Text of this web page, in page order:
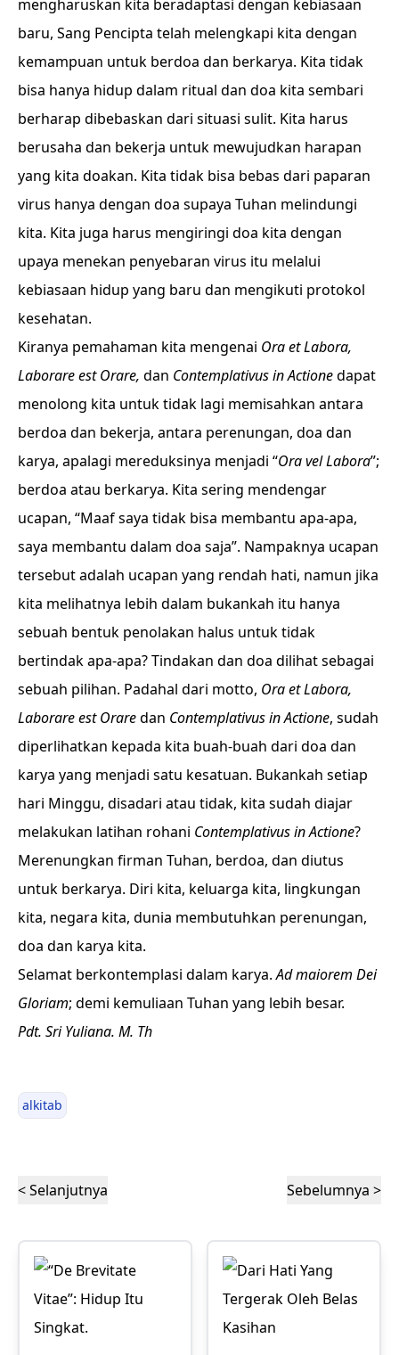
mengharuskan kita beradaptasi dengan kebiasaan
baru, Sang Pencipta telah melengkapi kita dengan
kemampuan untuk berdoa dan berkarya. Kita tidak
bisa hanya hidup dalam ritual dan doa kita sembari
berharap dibebaskan dari situasi sulit. Kita harus
berusaha dan bekerja untuk mewujudkan harapan
yang kita doakan. Kita tidak bisa bebas dari paparan
virus hanya dengan doa supaya Tuhan melindungi
kita. Kita juga harus mengiringi doa kita dengan
upaya menekan penyebaran virus itu melalui
kebiasaan hidup yang baru dan mengikuti protokol
kesehatan.
Kiranya pemahaman kita mengenai Ora et Labora,
Laborare est Orare, dan Contemplativus in Actionedapat
menolong kita untuk tidak lagi memisahkan antara
berdoa dan bekerja, antara perenungan, doa dan
karya, apalagi mereduksinya menjadi “Ora vel Labora”;
berdoa atau berkarya. Kita sering mendengar
ucapan, “Maaf saya tidak bisa membantu apa-apa,
saya membantu dalam doa saja”. Nampaknya ucapan
tersebut adalah ucapan yang rendah hati, namun jika
kita melihatnya lebih dalam bukankah itu hanya
sebuah bentuk penolakan halus untuk tidak
bertindak apa-apa? Tindakan dan doa dilihat sebagai
sebuah pilihan. Padahal dari motto, Ora et Labora,
Laborare est Oraredan Contemplativus in Actione, sudah
diperlihatkan kepada kita buah-buah dari doa dan
karya yang menjadi satu kesatuan. Bukankah setiap
hari Minggu, disadari atau tidak, kita sudah diajar
melakukan latihan rohani Contemplativus in Actione?
Merenungkan firman Tuhan, berdoa, dan diutus
untuk berkarya. Diri kita, keluarga kita, lingkungan
kita, negara kita, dunia membutuhkan perenungan,
doa dan karya kita.
Selamat berkontemplasi dalam karya.Ad maiorem Dei
Gloriam; demi kemuliaan Tuhan yang lebih besar.
Pdt. Sri Yuliana. M. Th
alkitab
< Selanjutnya Sebelumnya >